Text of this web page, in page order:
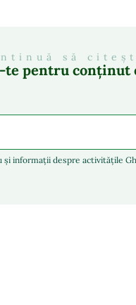
să
te pentru conținut
despre activitățile